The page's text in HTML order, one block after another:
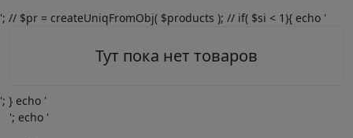
'; // $pr = createUniqFromObj( $products ); // if( $si < 1){ echo '
Тут пока нет товаров
'; } echo '
'; echo '